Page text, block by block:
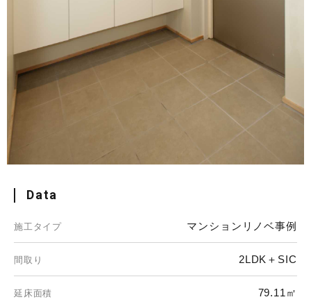
Data
施工タイプ マンションリノベ事例
間取り 2LDK＋SIC
延床面積 79.11㎡